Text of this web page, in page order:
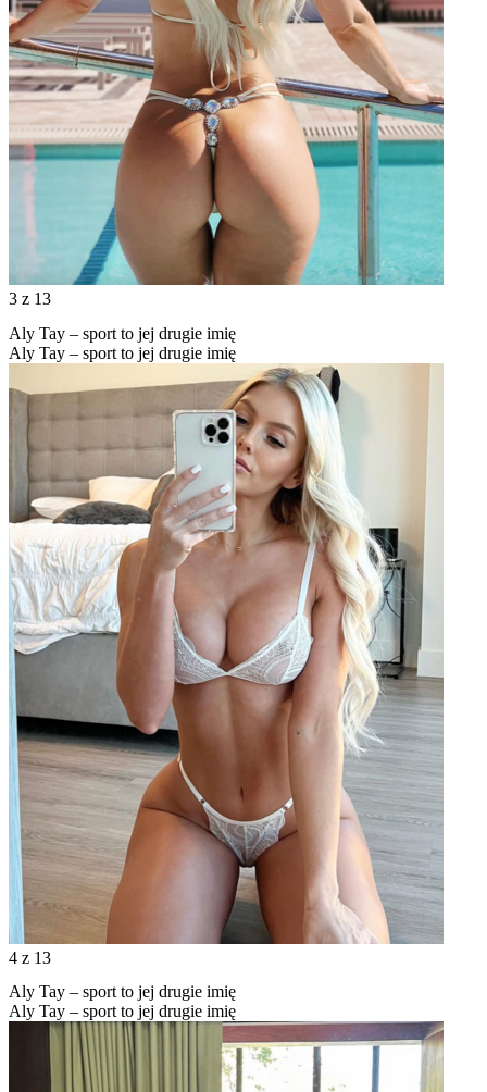
3 z 13
Aly Tay – sport to jej drugie imię
Aly Tay – sport to jej drugie imię
4 z 13
Aly Tay – sport to jej drugie imię
Aly Tay – sport to jej drugie imię